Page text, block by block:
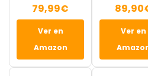
79,99€
Ver en
Amazon
Ver en